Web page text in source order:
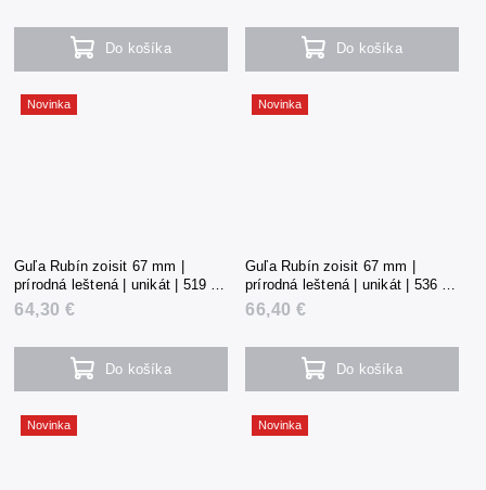
Do košíka Do košíka
Novinka
Guľa Rubín zoisit 67 mm |
prírodná leštená | unikát | 519 g |
Tanzánia
64,30 €
Do košíka
Novinka
Guľa Rubín zoisit 67 mm |
prírodná leštená | unikát | 536 g |
Tanzánia
66,40 €
Do košíka
Novinka Novinka